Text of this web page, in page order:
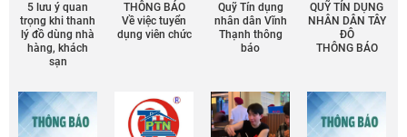
5 lưu ý quan
trọng khi thanh
lý đồ dùng nhà
hàng, khách
sạn
THÔNG BÁO
Về việc tuyển
dụng viên chức
Quỹ Tín dụng
nhân dân Vĩnh
Thạnh thông
báo
QUỸ TÍN DỤNG
NHÂN DÂN TÂY
ĐÔ
THÔNG BÁO